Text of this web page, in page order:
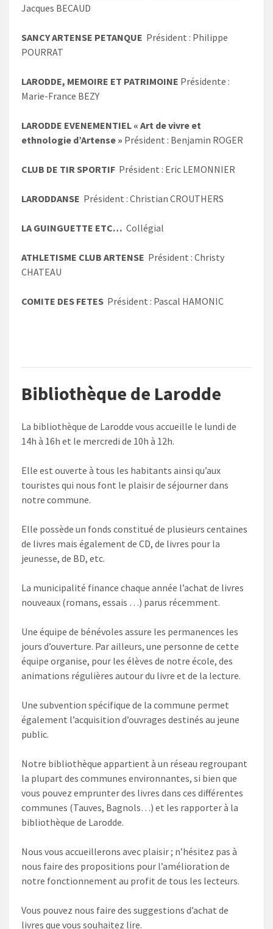
Jacques BECAUD
SANCY ARTENSE PETANQUE Président : Philippe
POURRAT
LARODDE, MEMOIRE ET PATRIMOINE Présidente :
Marie-France BEZY
LARODDE EVENEMENTIEL « Art de vivre et
ethnologie d’Artense » Président : Benjamin ROGER
CLUB DE TIR SPORTIF Président : Eric LEMONNIER
LARODDANSE Président : Christian CROUTHERS
LA GUINGUETTE ETC… Collégial
ATHLETISME CLUB ARTENSE Président : Christy
CHATEAU
COMITE DES FETES Président : Pascal HAMONIC
Bibliothèque de Larodde
La bibliothèque de Larodde vous accueille le lundi de
14h à 16h et le mercredi de 10h à 12h.
Elle est ouverte à tous les habitants ainsi qu’aux
touristes qui nous font le plaisir de séjourner dans
notre commune.
Elle possède un fonds constitué de plusieurs centaines
de livres mais également de CD, de livres pour la
jeunesse, de BD, etc.
La municipalité finance chaque année l’achat de livres
nouveaux (romans, essais …) parus récemment.
Une équipe de bénévoles assure les permanences les
jours d’ouverture. Par ailleurs, une personne de cette
équipe organise, pour les élèves de notre école, des
animations régulières autour du livre et de la lecture.
Une subvention spécifique de la commune permet
également l’acquisition d’ouvrages destinés au jeune
public.
Notre bibliothèque appartient à un réseau regroupant
la plupart des communes environnantes, si bien que
vous pouvez emprunter des livres dans ces différentes
communes (Tauves, Bagnols…) et les rapporter à la
bibliothèque de Larodde.
Nous vous accueillerons avec plaisir ; n’hésitez pas à
nous faire des propositions pour l’amélioration de
notre fonctionnement au profit de tous les lecteurs.
Vous pouvez nous faire des suggestions d’achat de
livres que vous souhaitez lire.